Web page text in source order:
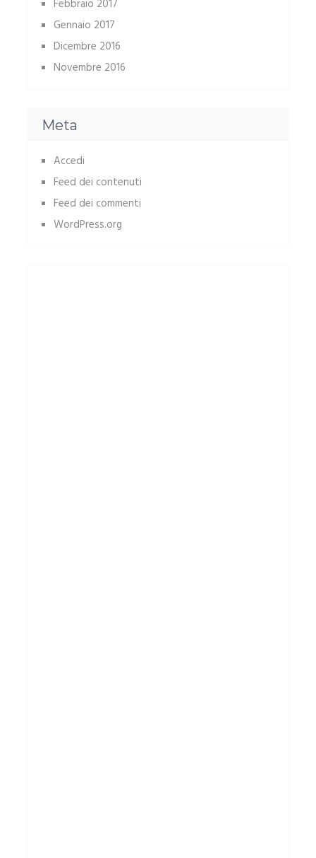
Febbraio 2017
Gennaio 2017
Dicembre 2016
Novembre 2016
Meta
Accedi
Feed dei contenuti
Feed dei commenti
WordPress.org